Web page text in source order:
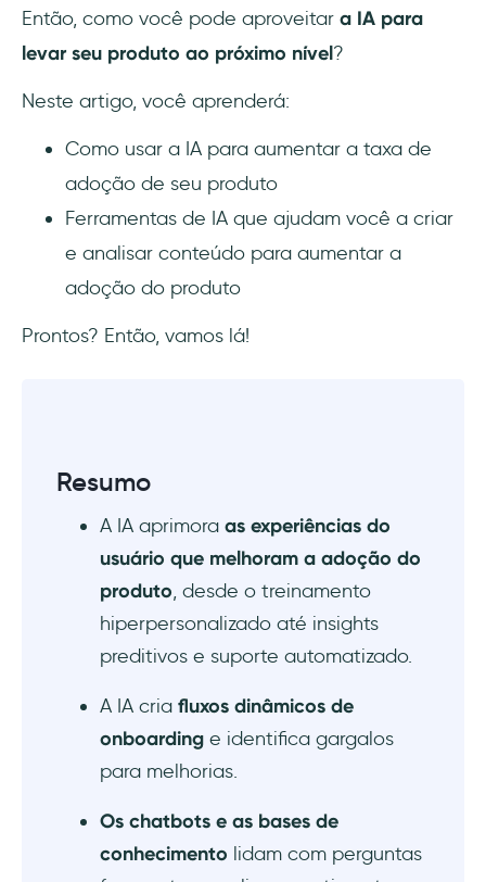
produtos
1. Segurança de dados aprimorada
2. Aprendizagem e treinamento
adaptativos
3. Modelos dinâmicos de preços
4 ferramentas de adoção de produtos
1. UserGuiding
4. Amplitude
Conclusão
Então, como você pode aproveitar a IA para
levar seu produto ao próximo nível?
Neste artigo, você aprenderá:
Como usar a IA para aumentar a taxa de
adoção de seu produto
Ferramentas de IA que ajudam você a criar
e analisar conteúdo para aumentar a
adoção do produto
Prontos? Então, vamos lá!
Resumo
A IA aprimora as experiências do
usuário que melhoram a adoção do
produto, desde o treinamento
hiperpersonalizado até insights
preditivos e suporte automatizado.
A IA cria fluxos dinâmicos de
onboarding e identifica gargalos
para melhorias.
Os chatbots e as bases de
conhecimento lidam com perguntas